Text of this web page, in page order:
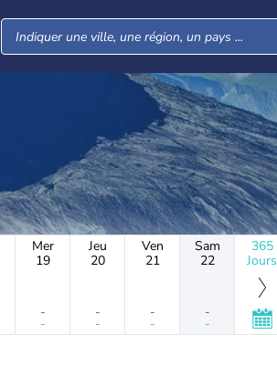
Mer
19
-
-
Jeu
20
-
-
Ven
21
-
-
Sam
22
-
-
365
Jours